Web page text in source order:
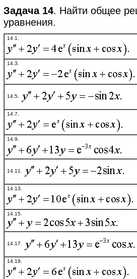
Задача 14. Найти общее
уравнения.
14.1.
14.3.
14.5.
14.7.
14.9.
14.11.
14.13.
14.15.
14.17.
14.19.